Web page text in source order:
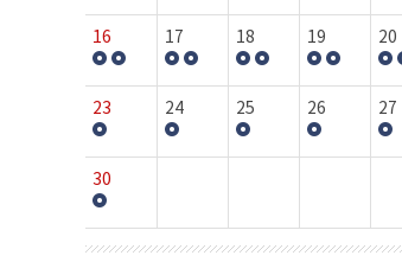
16 17 18 19 20
23 24 25 26 27
30